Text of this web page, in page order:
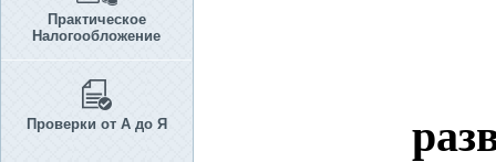
Практическое
Налогообложение
Проверки от А до Я